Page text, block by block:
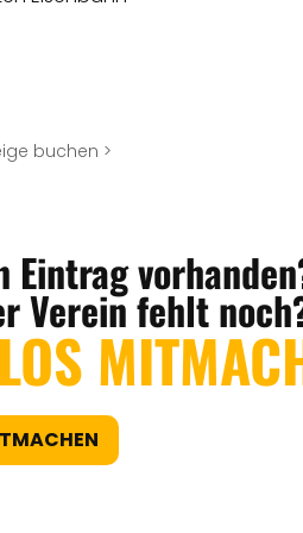
buchen >
Eintrag
Verein fehlt